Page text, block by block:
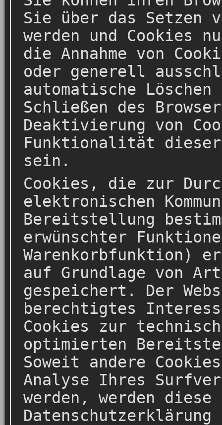
Sie über das Setzen
werden und Cookies
die Annahme von
oder generell
automatische
Schließen des
Deaktivierung von
Funktionalität dieser
sein.
Cookies, die zur
elektronischen
Bereitstellung
erwünschter
Warenkorbfunktion)
auf Grundlage von
gespeichert. Der
berechtigtes
Cookies zur
optimierten
Soweit andere
Analyse Ihres
werden, werden